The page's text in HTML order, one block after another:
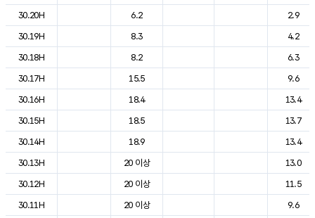
30.20H
6.2
2.9
30.19H
8.3
4.2
30.18H
8.2
6.3
30.17H
15.5
9.6
30.16H
18.4
13.4
30.15H
18.5
13.7
30.14H
18.9
13.4
30.13H
20 이상
13.0
30.12H
20 이상
11.5
30.11H
20 이상
9.6